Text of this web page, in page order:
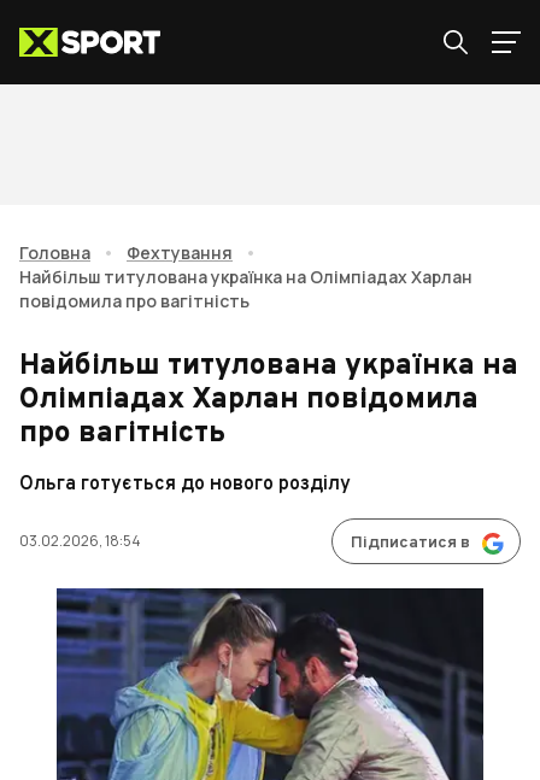
Головна • Фехтування
•
Найбільш титулована українка на Олімпіадах Харлан
повідомила про вагітність
Найбільш титулована українка на
Олімпіадах Харлан повідомила
про вагітність
Ольга готується до нового розділу
03.02.2026, 18:54 Підписатися в